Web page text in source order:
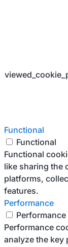
Functional
Functional
Functional
like sharing the
platforms,
features.
Performance
Performance
Performance
analyze the key